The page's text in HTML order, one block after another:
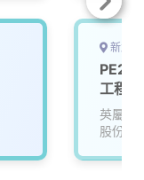
新北
工程
Pro/E
英屬維
股份有